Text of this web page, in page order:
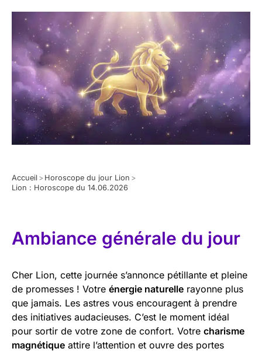
Accueil > Horoscope du jour Lion >
Lion : Horoscope du 14.06.2026
Ambiance générale du jour
Cher Lion, cette journée s’annonce pétillante et pleine
de promesses ! Votre énergie naturelle rayonne plus
que jamais. Les astres vous encouragent à prendre
des initiatives audacieuses. C’est le moment idéal
pour sortir de votre zone de confort. Votre charisme
magnétique attire l’attention et ouvre des portes